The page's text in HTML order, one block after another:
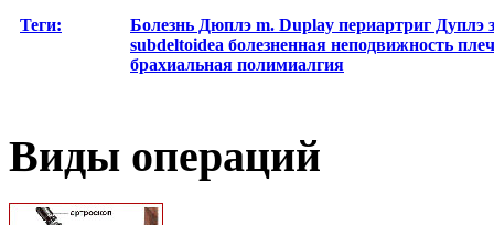
Теги: Болезнь Дюплэ m. Duplay периартриг Дуплэ
subdeltoidea болезненная неподвижность
брахиальная полимиалгия
Виды операций